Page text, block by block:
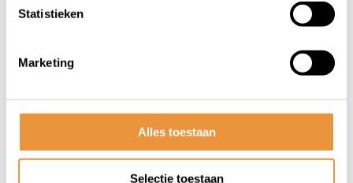
Statistieken
Marketing
Alles toestaan
Selectie toestaan